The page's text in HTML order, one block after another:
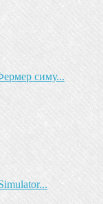
симу...